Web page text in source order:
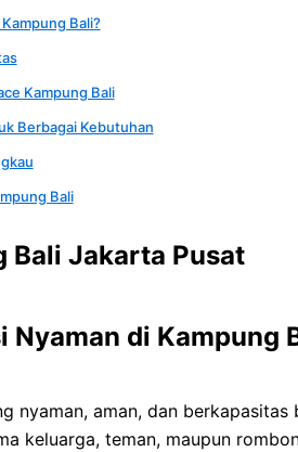
Bali?
Kampung Bali
Berbagai Kebutuhan
Bali
Bali Jakarta Pusat
Nyaman di Kampung
nyaman, aman, dan
keluarga, teman, maupun